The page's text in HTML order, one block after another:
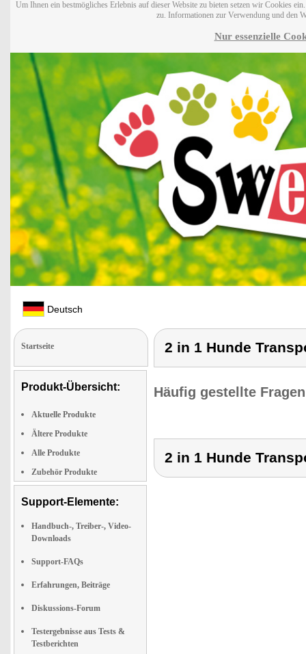
Um Ihnen ein bestmögliches Erlebnis auf dieser Website zu bieten setzen wir Cookies
zu. Informationen zur Verwendung und den
Nur essenzielle
Deutsch
Startseite
Produkt-Übersicht:
Aktuelle Produkte
Ältere Produkte
Alle Produkte
Zubehör Produkte
Support-Elemente:
Handbuch-, Treiber-, Video-
Downloads
Support-FAQs
Erfahrungen, Beiträge
Diskussions-Forum
Testergebnisse aus Tests &
Testberichten
2 in 1 Hunde
Häufig gestellte
2 in 1 Hunde